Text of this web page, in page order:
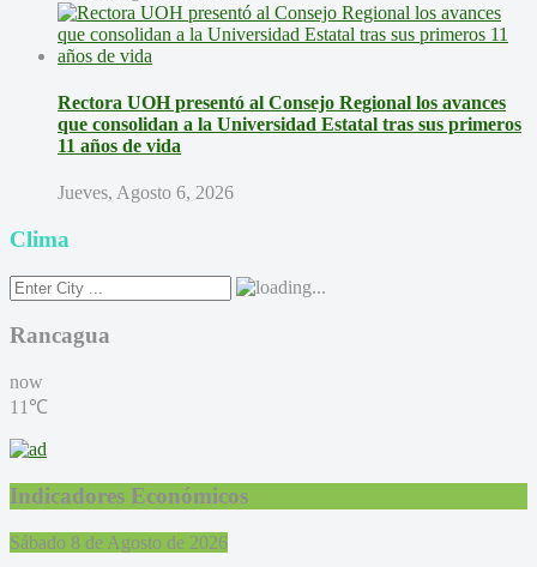
Rectora UOH presentó al Consejo Regional los avances
que consolidan a la Universidad Estatal tras sus primeros
11 años de vida
Jueves, Agosto 6, 2026
Clima
Rancagua
now
11℃
Indicadores Económicos
Sábado 8 de Agosto de 2026